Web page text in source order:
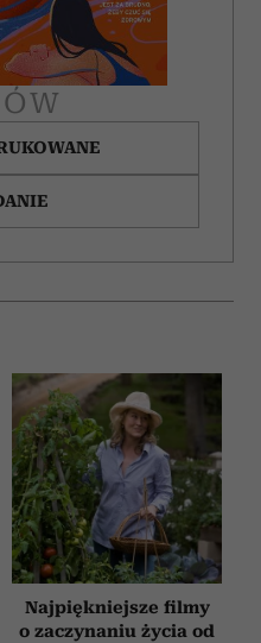
Najpiękniejsze filmy
o zaczynaniu życia od